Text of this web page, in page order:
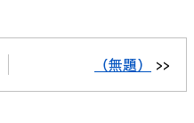
（無題） >>